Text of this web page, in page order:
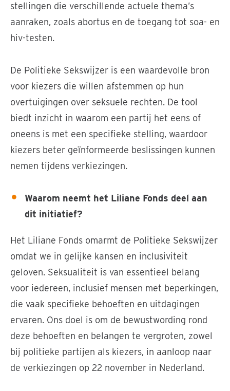
stellingen die verschillende actuele thema’s
aanraken, zoals abortus en de toegang tot soa- en
hiv-testen.
De Politieke Sekswijzer is een waardevolle bron
voor kiezers die willen afstemmen op hun
overtuigingen over seksuele rechten. De tool
biedt inzicht in waarom een partij het eens of
oneens is met een specifieke stelling, waardoor
kiezers beter geïnformeerde beslissingen kunnen
nemen tijdens verkiezingen.
Waarom neemt het Liliane Fonds deel aan
dit initiatief?
Het Liliane Fonds omarmt de Politieke Sekswijzer
omdat we in gelijke kansen en inclusiviteit
geloven. Seksualiteit is van essentieel belang
voor iedereen, inclusief mensen met beperkingen,
die vaak specifieke behoeften en uitdagingen
ervaren. Ons doel is om de bewustwording rond
deze behoeften en belangen te vergroten, zowel
bij politieke partijen als kiezers, in aanloop naar
de verkiezingen op 22 november in Nederland.